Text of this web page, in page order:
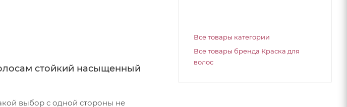
стойкий насыщенный
выбор с одной стороны не
Все товары категории
Все товары бренда Краска для
волос